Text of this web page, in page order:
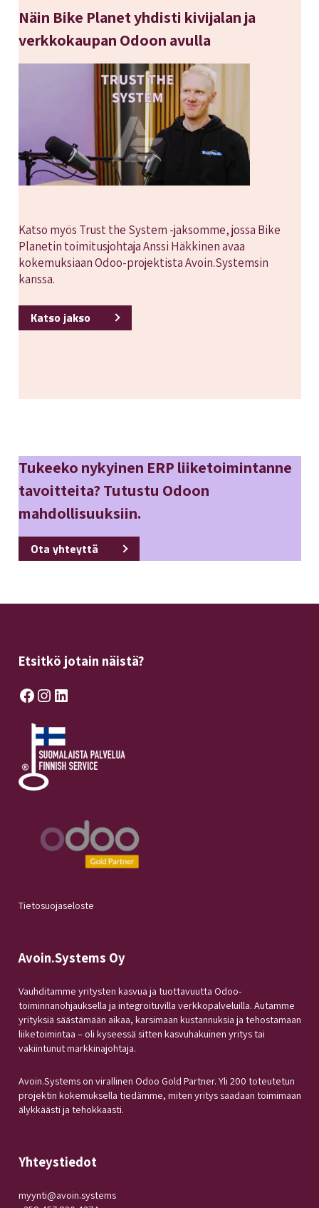
Näin Bike Planet yhdisti kivijalan ja
verkkokaupan Odoon avulla
Katso myös Trust the System -jaksomme, jossa Bike
Planetin toimitusjohtaja Anssi Häkkinen avaa
kokemuksiaan Odoo-projektista Avoin.Systemsin
kanssa.
Katso jakso
Tukeeko nykyinen ERP liiketoimintanne
tavoitteita? Tutustu Odoon
mahdollisuuksiin.
Ota yhteyttä
Etsitkö jotain näistä?
Facebook Instagram LinkedIn
Tietosuojaseloste
Avoin.Systems Oy
Vauhditamme yritysten kasvua ja tuottavuutta Odoo-
toiminnanohjauksella ja integroituvilla verkkopalveluilla. Autamme
yrityksiä säästämään aikaa, karsimaan kustannuksia ja tehostamaan
liiketoimintaa – oli kyseessä sitten kasvuhakuinen yritys tai
vakiintunut markkinajohtaja.
Avoin.Systems on virallinen Odoo Gold Partner. Yli 200 toteutetun
projektin kokemuksella tiedämme, miten yritys saadaan toimimaan
älykkäästi ja tehokkaasti.
Yhteystiedot
myynti@avoin.systems